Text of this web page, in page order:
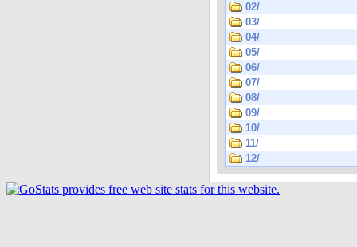
02/
03/
04/
05/
06/
07/
08/
09/
10/
11/
12/